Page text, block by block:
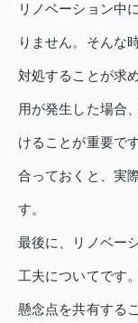
リノベーション中
りません。そんな
対処することが求
用が発生した場合
けることが重要で
合っておくと、実
す。
最後に、リノベー
工夫についてです
懸念点を共有する